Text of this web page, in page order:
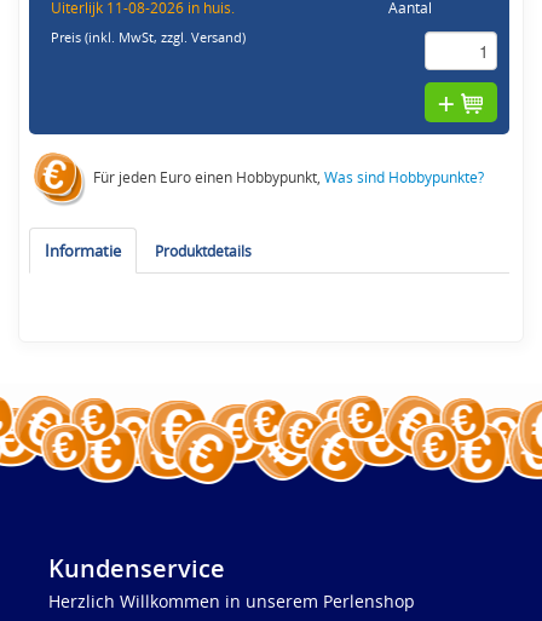
Uiterlijk 11-08-2026 in huis.
Preis (inkl. MwSt,zzgl. Versand)
Aantal
Für jeden Euro einen Hobbypunkt,Was sind Hobbypunkte?
Informatie Produktdetails
Kundenservice
Herzlich Willkommen in unserem Perlenshop